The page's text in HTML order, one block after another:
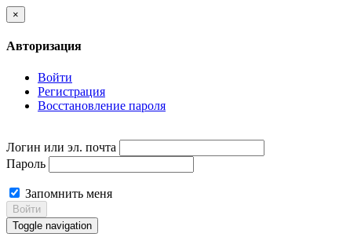
×
Авторизация
Войти
Регистрация
Восстановление пароля
Логин или эл. почта
Пароль
Запомнить меня
Войти
Toggle navigation